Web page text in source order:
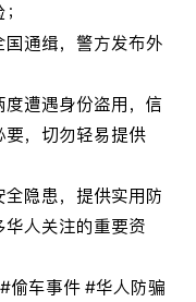
通缉，警方发布外
遭遇身份盗用，信
要，切勿轻易提供
隐患，提供实用防
人关注的重要资
偷车事件 #华人防骗